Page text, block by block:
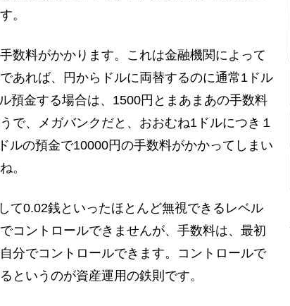
。
数料がかかります。これは金融機関によって
あれば、円からドルに両替するのに通常1ドル
預金する場合は、1500円とまあまあの手数料
で、メガバンクだと、おおむね1ドルにつき１
ルの預金で10000円の手数料がかかってしまい
。
て0.02銭といったほとんど無視できるレベル
コントロールできませんが、手数料は、最初
分でコントロールできます。コントロールで
というのが資産運用の鉄則です。